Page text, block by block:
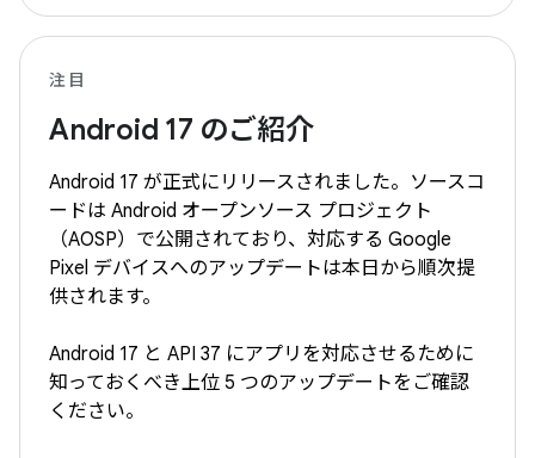
注目
Android 17 のご紹介
Android 17 が正式にリリースされました。ソースコ
ードは Android オープンソース プロジェクト
（AOSP）で公開されており、対応する Google
Pixel デバイスへのアップデートは本日から順次提
供されます。
Android 17 と API 37 にアプリを対応させるために
知っておくべき上位 5 つのアップデートをご確認
ください。